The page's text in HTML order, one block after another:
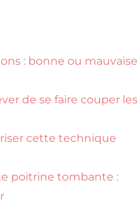
: bonne ou mauvaise
de se faire couper les
cette technique
poitrine tombante :